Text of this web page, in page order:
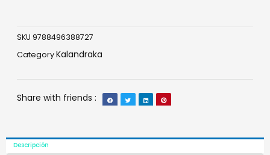
SKU 9788496388727
CategoryKalandraka
Share with friends :
Descripción